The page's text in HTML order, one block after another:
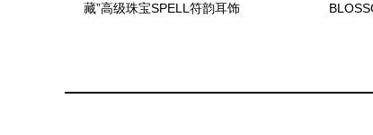
藏”高级珠宝SPELL符韵耳饰